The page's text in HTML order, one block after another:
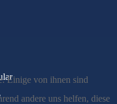
Einige von ihnen sind
andere uns helfen, diese